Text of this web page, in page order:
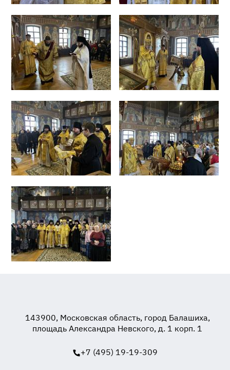
143900, Московская область, город Балашиха,
площадь Александра Невского, д. 1 корп. 1
+7 (495) 19-19-309